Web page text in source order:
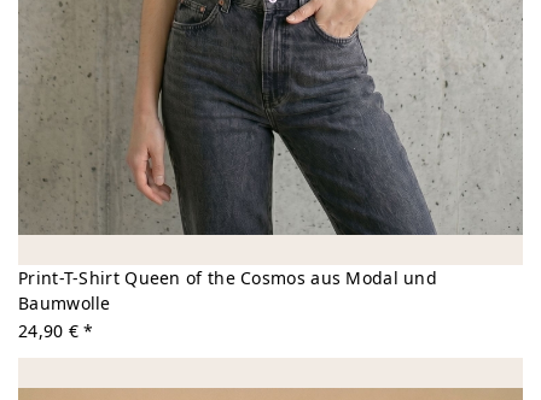
Print-T-Shirt Queen of the Cosmos aus Modal und
Baumwolle
24,90 € *